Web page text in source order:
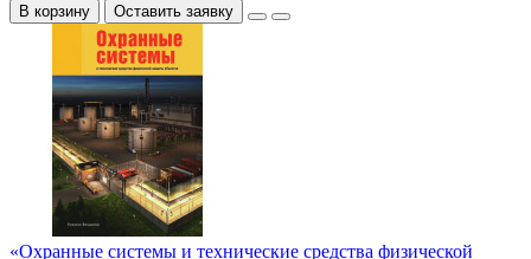
В корзину Оставить заявку
«Охранные системы и технические средства физической